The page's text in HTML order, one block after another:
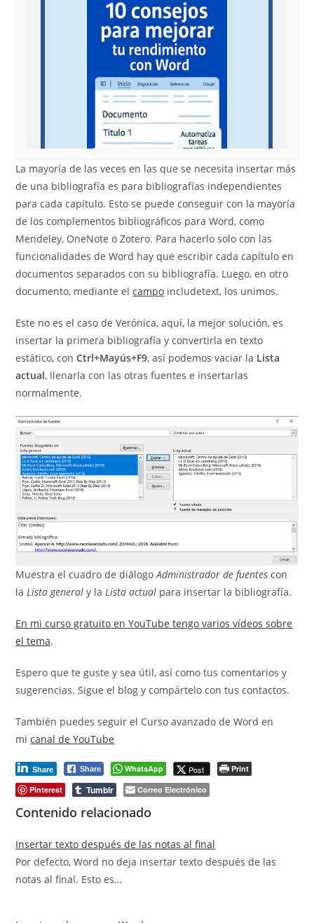
La mayoría de las veces en las que se necesita insertar más
de una bibliografía es para bibliografías independientes
para cada capítulo. Esto se puede conseguir con la mayoría
de los complementos bibliográficos para Word, como
Mendeley, OneNote o Zotero. Para hacerlo solo con las
funcionalidades de Word hay que escribir cada capítulo en
documentos separados con su bibliografía. Luego, en otro
documento, mediante elcampo includetext, los unimos.
Este no es el caso de Verónica, aquí, la mejor solución, es
insertar la primera bibliografía y convertirla en texto
estático, conCtrl+Mayús+F9, así podemos vaciar la Lista
actual, llenarla con las otras fuentes e insertarlas
normalmente.
Muestra el cuadro de diálogoAdministrador de fuentes con
la Lista general y laLista actual para insertar la bibliografía.
En mi curso gratuito en YouTube tengo varios vídeos sobre
el tema.
Espero que te guste y sea útil, así como tus comentarios y
sugerencias. Sigue el blog y compártelo con tus contactos.
También puedes seguir el Curso avanzado de Word en
micanal de YouTube
Share Share WhatsApp Post
Print
Pinterest
Tumblr Correo Electrónico
Contenido relacionado
Insertar texto después de las notas al final
Por defecto, Word no deja insertar texto después de las
notas al final. Esto es…